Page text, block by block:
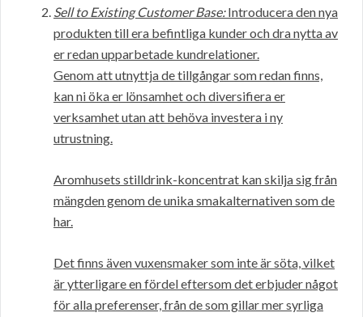
Sell to Existing Customer Base:Introducera den nya
produkten till era befintliga kunder och dra nytta av
er redan upparbetade kundrelationer.
Genom att utnyttja de tillgångar som redan finns,
kan ni öka er lönsamhet och diversifiera er
verksamhet utan att behöva investera i ny
utrustning.
Aromhusets stilldrink-koncentrat kan skilja sig från
mängden genom de unika smakalternativen som de
har.
Det finns även vuxensmaker som inte är söta, vilket
är ytterligare en fördel eftersom det erbjuder något
för alla preferenser, från de som gillar mer syrliga